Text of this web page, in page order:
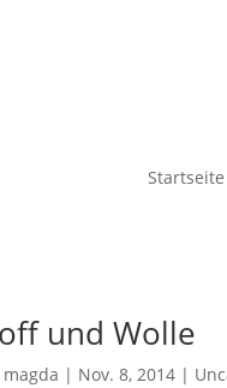
Startseite
und Wolle
magda | Nov. 8, 2014 |